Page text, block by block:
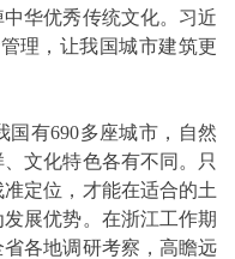
华优秀传统文化。习近
理，让我国城市建筑更
有690多座城市，自然
文化特色各有不同。只
定位，才能在适合的土
展优势。在浙江工作期
各地调研考察，高瞻远